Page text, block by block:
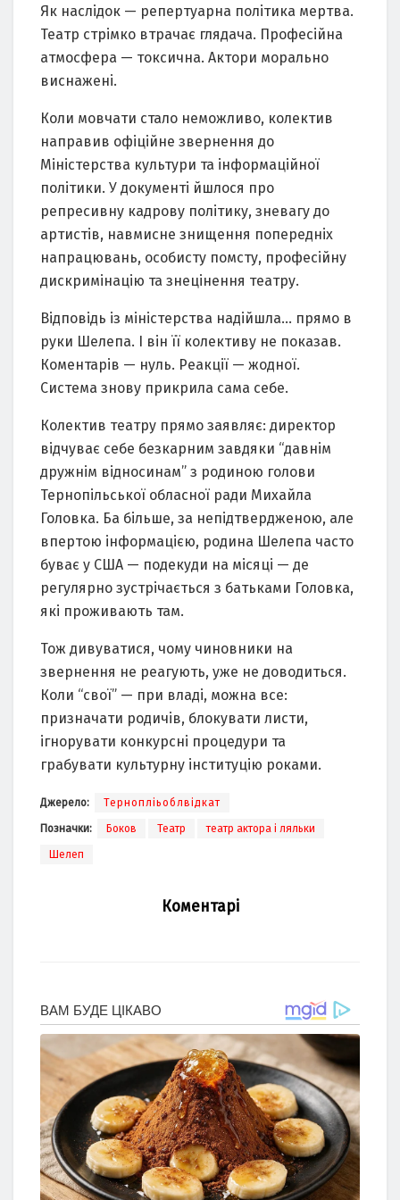
Як наслідок — репертуарна політика мертва.
Театр стрімко втрачає глядача. Професійна
атмосфера — токсична. Актори морально
виснажені.
Коли мовчати стало неможливо, колектив
направив офіційне звернення до
Міністерства культури та інформаційної
політики. У документі йшлося про
репресивну кадрову політику, зневагу до
артистів, навмисне знищення попередніх
напрацювань, особисту помсту, професійну
дискримінацію та знецінення театру.
Відповідь із міністерства надійшла… прямо в
руки Шелепа. І він її колективу не показав.
Коментарів — нуль. Реакції — жодної.
Система знову прикрила сама себе.
Колектив театру прямо заявляє: директор
відчуває себе безкарним завдяки “давнім
дружнім відносинам” з родиною голови
Тернопільської обласної ради Михайла
Головка. Ба більше, за непідтвердженою, але
впертою інформацією, родина Шелепа часто
буває у США — подекуди на місяці — де
регулярно зустрічається з батьками Головка,
які проживають там.
Тож дивуватися, чому чиновники на
звернення не реагують, уже не доводиться.
Коли “свої” — при владі, можна все:
призначати родичів, блокувати листи,
ігнорувати конкурсні процедури та
грабувати культурну інституцію роками.
Джерело: Тернопліьоблвідкат
Позначки: Боков Театр театр актора і ляльки
Шелеп
Коментарі